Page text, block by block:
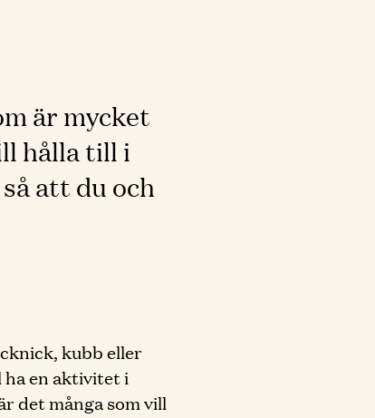
är mycket
hålla till i
att du och
kubb eller
en aktivitet i
det många som vill